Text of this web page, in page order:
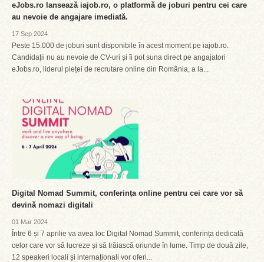
eJobs.ro lansează iajob.ro, o platformă de joburi pentru cei care
au nevoie de angajare imediată.
17 Sep 2024
Peste 15.000 de joburi sunt disponibile în acest moment pe iajob.ro.
Candidații nu au nevoie de CV-uri și îi pot suna direct pe angajatori
eJobs.ro, liderul pieței de recrutare online din România, a la...
Digital Nomad Summit, conferința online pentru cei care vor să
devină nomazi digitali
01 Mar 2024
Între 6 și 7 aprilie va avea loc Digital Nomad Summit, conferința dedicată
celor care vor să lucreze și să trăiască oriunde în lume. Timp de două zile,
12 speakeri locali și internaționali vor oferi...